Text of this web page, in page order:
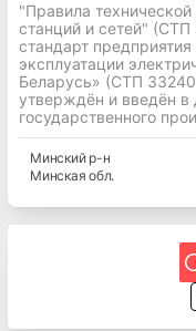
"Правила
станций и сетей"
стандарт
эксплуатации
Беларусь» (СТП
утверждён и введён в
государственного
Минскийр-н
Минская обл.